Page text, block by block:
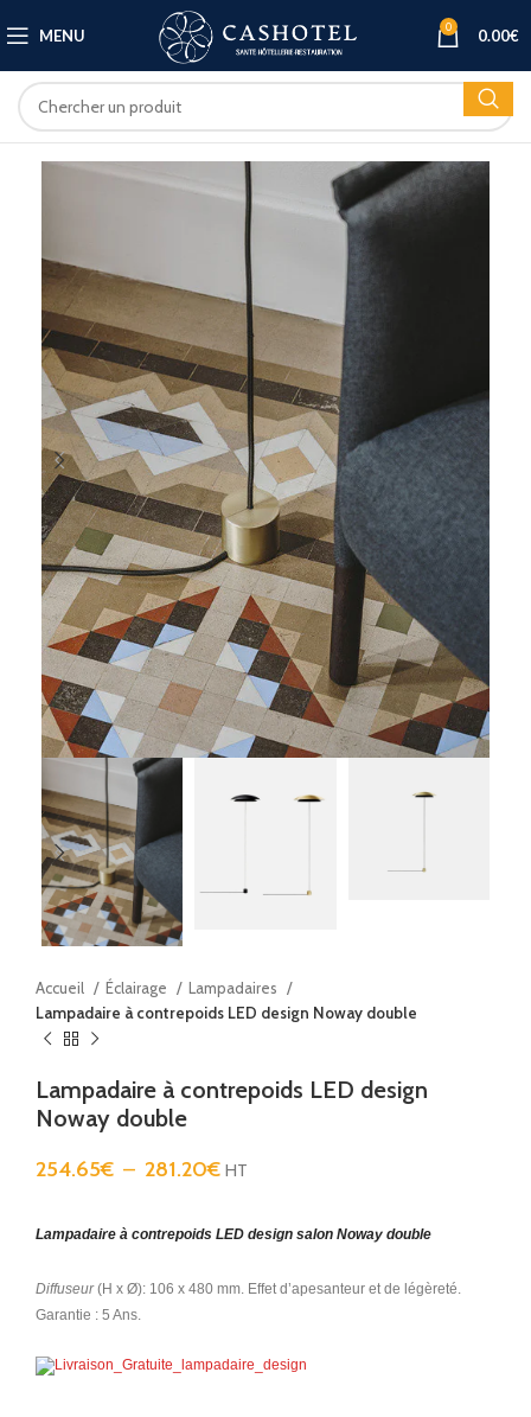
MENU 0 0.00€
Accueil Éclairage
Lampadaires
Lampadaire à contrepoids LED design Noway double
Lampadaire à contrepoids LED design
Noway double
254.65€ – 281.20€ HT
Lampadaire à contrepoids LED design salon Noway double
Diffuseur(H x Ø): 106 x 480 mm. Effet d’apesanteur et de légèreté.
Garantie : 5 Ans.